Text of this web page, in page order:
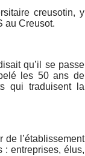
creusotin, y
au Creusot.
qu’il se passe
les 50 ans de
qui traduisent la
de l’établissement
: entreprises, élus,